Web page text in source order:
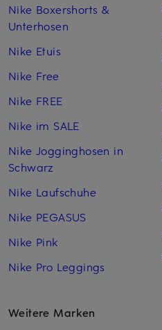
Nike Boxershorts &
Unterhosen
Nike Etuis
Nike Free
Nike FREE
Nike im SALE
Nike Jogginghosen in
Schwarz
Nike Laufschuhe
Nike PEGASUS
Nike Pink
Nike Pro Leggings
Weitere Marken